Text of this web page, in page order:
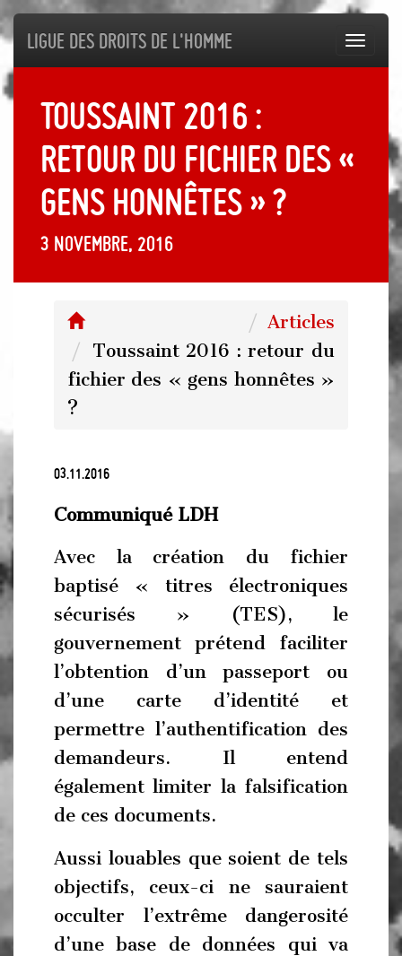
Ligue des droits de l'Homme
Toussaint 2016 :
retour du fichier des «
gens honnêtes » ?
3 novembre, 2016
Articles
Toussaint 2016 : retour du
fichier des « gens honnêtes »
?
03.11.2016
Communiqué LDH
Avec la création du fichier
baptisé « titres électroniques
sécurisés » (TES), le
gouvernement prétend faciliter
l’obtention d’un passeport ou
d’une carte d’identité et
permettre l’authentification des
demandeurs. Il entend
également limiter la falsification
de ces documents.
Aussi louables que soient de tels
objectifs, ceux-ci ne sauraient
occulter l’extrême dangerosité
d’une base de données qui va